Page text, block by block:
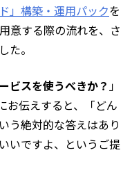
」構築・運用パックを
意する際の流れを、さ
た。
ビスを使うべきか？」
お伝えすると、「どん
う絶対的な答えはあり
いですよ、というご提